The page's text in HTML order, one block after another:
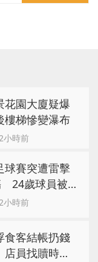
花園大廈疑爆
梯慘變瀑布
時前
球賽突遭雷擊
24歲球員被
時前
食客結帳扔錢
員找贖時還